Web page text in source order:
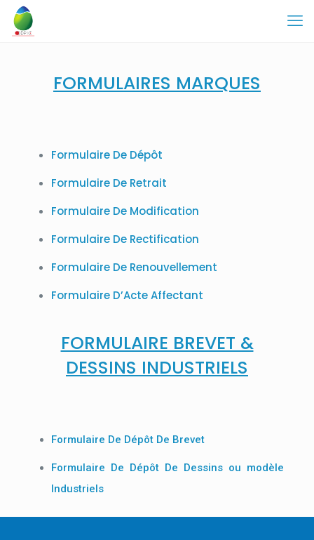
FORMULAIRES MARQUES
Formulaire De Dépôt
Formulaire De Retrait
Formulaire De Modification
Formulaire De Rectification
Formulaire De Renouvellement
Formulaire D’Acte Affectant
FORMULAIRE BREVET &
DESSINS INDUSTRIELS
Formulaire De Dépôt De Brevet
Formulaire De Dépôt De Dessins ou modèle
Industriels